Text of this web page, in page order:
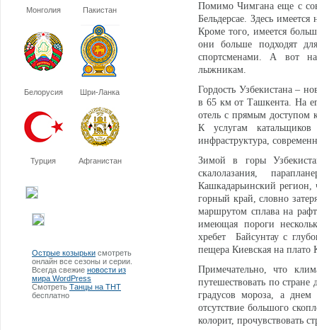
Монголия Пакистан
Белорусия Шри-Ланка
Турция Афганистан
Острые козырьки смотреть
онлайн все сезоны и серии.
Всегда свежие новости из
мира WordPress
Смотреть Танцы на ТНТ
бесплатно
Помимо Чимгана еще с
Бельдерсае. Здесь
Кроме того, имеется
они больше подходят
спортсменами. А вот на
лыжникам.
Гордость Узбекистана –
в 65 км от Ташкента. На
отель с прямым доступом
К услугам
инфраструктура,
Зимой в горы
скалолазания,
Кашкадарьинский регион,
горный край, словно
маршрутом сплава на
имеющая пороги
хребет Байсунтау с
пещера Киевская на плато
Примечательно, что
путешествовать по
градусов мороза, а
отсутствие большого
колорит, прочувствовать